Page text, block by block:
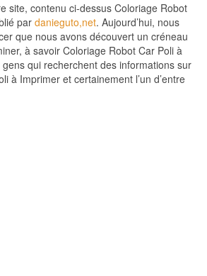
site, contenu ci-dessus Coloriage Robot
par danieguto,net. Aujourd’hui, nous
que nous avons découvert un créneau
à savoir Coloriage Robot Car Poli à
qui recherchent des informations sur
à Imprimer et certainement l’un d’entre